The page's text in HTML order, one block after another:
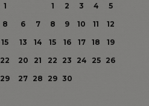
1
8
15
22
29
1 2 3 4
5
6
7 8 9 10 11
12
13
14 15 16 17 18
19
20
21 22 23 24 25
26
27 28 29 30